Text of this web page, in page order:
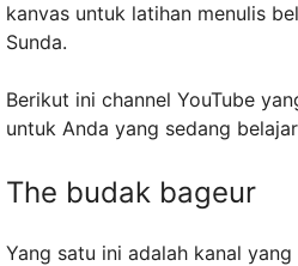
kanvas untuk latihan menulis
Sunda.
Berikut ini channel YouTube
untuk Anda yang sedang
The budak bageur
Yang satu ini adalah kanal